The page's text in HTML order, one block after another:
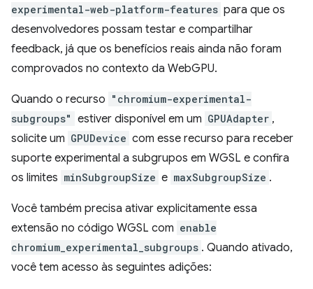
experimental-web-platform-features para que os
desenvolvedores possam testar e compartilhar
feedback, já que os benefícios reais ainda não foram
comprovados no contexto da WebGPU.
Quando o recurso "chromium-experimental-
subgroups" estiver disponível em um GPUAdapter ,
solicite um GPUDevice com esse recurso para receber
suporte experimental a subgrupos em WGSL e confira
os limites minSubgroupSize e maxSubgroupSize .
Você também precisa ativar explicitamente essa
extensão no código WGSL com enable
chromium_experimental_subgroups . Quando ativado,
você tem acesso às seguintes adições: